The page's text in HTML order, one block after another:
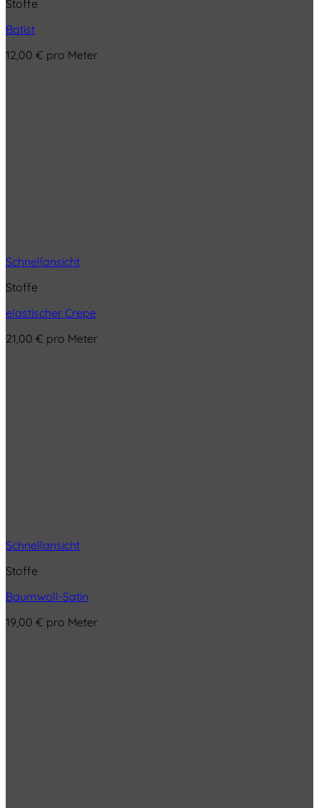
Stoffe
Batist
12,00 € pro Meter
Schnellansicht
Stoffe
elastischer Crepe
21,00 € pro Meter
Schnellansicht
Stoffe
Baumwoll-Satin
19,00 € pro Meter